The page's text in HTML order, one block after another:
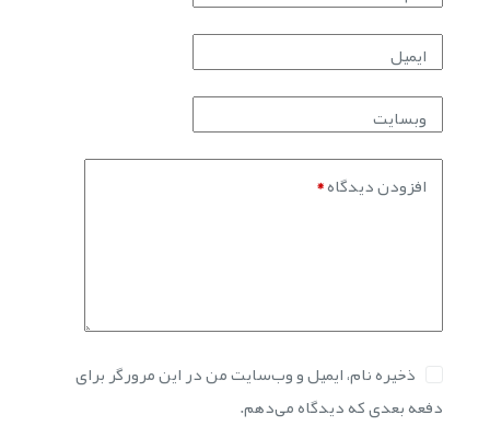
ایمیل
وبسایت
افزودن دیدگاه*
ذخیره نام، ایمیل و وب‌سایت من در این مرورگر برای
دفعه بعدی که دیدگاه می‌دهم.